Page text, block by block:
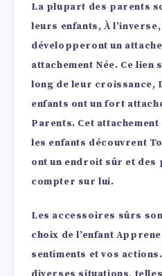
La plupart des parents
leurs enfants, À
développeront un
attachement Née. Ce
long de leur croissance,
enfants ont un fort
Parents. Cet
les enfants découvrent
ont un endroit sûr et
compter sur lui.
Les accessoires sûrs
choix de l’enfant
sentiments et vos